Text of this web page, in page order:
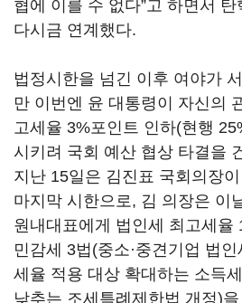
협에 이를 수 없다”고 하면서
다시금 연계했다.
법정시한을 넘긴 이후 여야가
만 이번엔 윤 대통령이 자신의
고세율 3%포인트 인하(현행
시키려 국회 예산 협상 타결을
지난 15일은 김진표 국회의장
마지막 시한으로, 김 의장은 이
원내대표에게 법인세 최고세율
민감세 3법(중소·중견기업 법
세율 적용 대상 확대하는 소득
낮추는 조세특례제한법 개정)